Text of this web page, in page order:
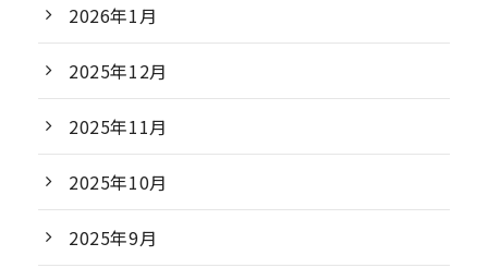
2026年1月
2025年12月
2025年11月
2025年10月
2025年9月